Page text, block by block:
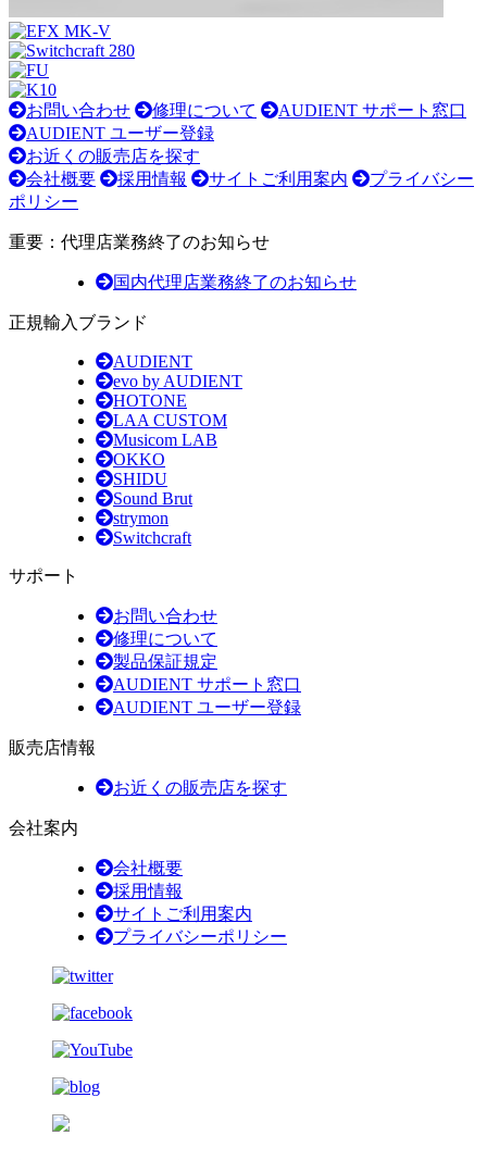
お問い合わせ 修理について
AUDIENT サポート窓口
AUDIENT ユーザー登録
お近くの販売店を探す
会社概要
採用情報 サイトご利用案内
プライバシー
ポリシー
重要：代理店業務終了のお知らせ
国内代理店業務終了のお知らせ
正規輸入ブランド
AUDIENT
evo by AUDIENT
HOTONE
LAA CUSTOM
Musicom LAB
OKKO
SHIDU
Sound Brut
strymon
Switchcraft
サポート
お問い合わせ
修理について
製品保証規定
AUDIENT サポート窓口
AUDIENT ユーザー登録
販売店情報
お近くの販売店を探す
会社案内
会社概要
採用情報
サイトご利用案内
プライバシーポリシー